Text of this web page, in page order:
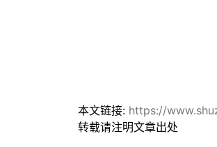
本文链接: https://
转载请注明文章出处